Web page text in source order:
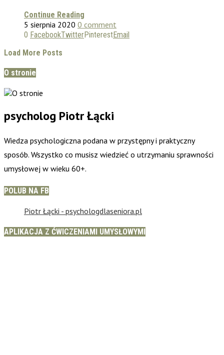
Continue Reading
5 sierpnia 2020 0 comment
0 FacebookTwitterPinterestEmail
Load More Posts
O stronie
psycholog Piotr Łącki
Wiedza psychologiczna podana w przystępny i praktyczny
sposób. Wszystko co musisz wiedzieć o utrzymaniu sprawności
umysłowej w wieku 60+.
POLUB NA FB
Piotr Łącki - psychologdlaseniora.pl
APLIKACJA Z ĆWICZENIAMI UMYSŁOWYMI